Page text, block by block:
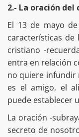
2.- La oración del
El 13 de mayo
características de
cristiano -
entra en relación
no quiere infundir
es el amigo, el
puede establecer
La oración -
secreto de